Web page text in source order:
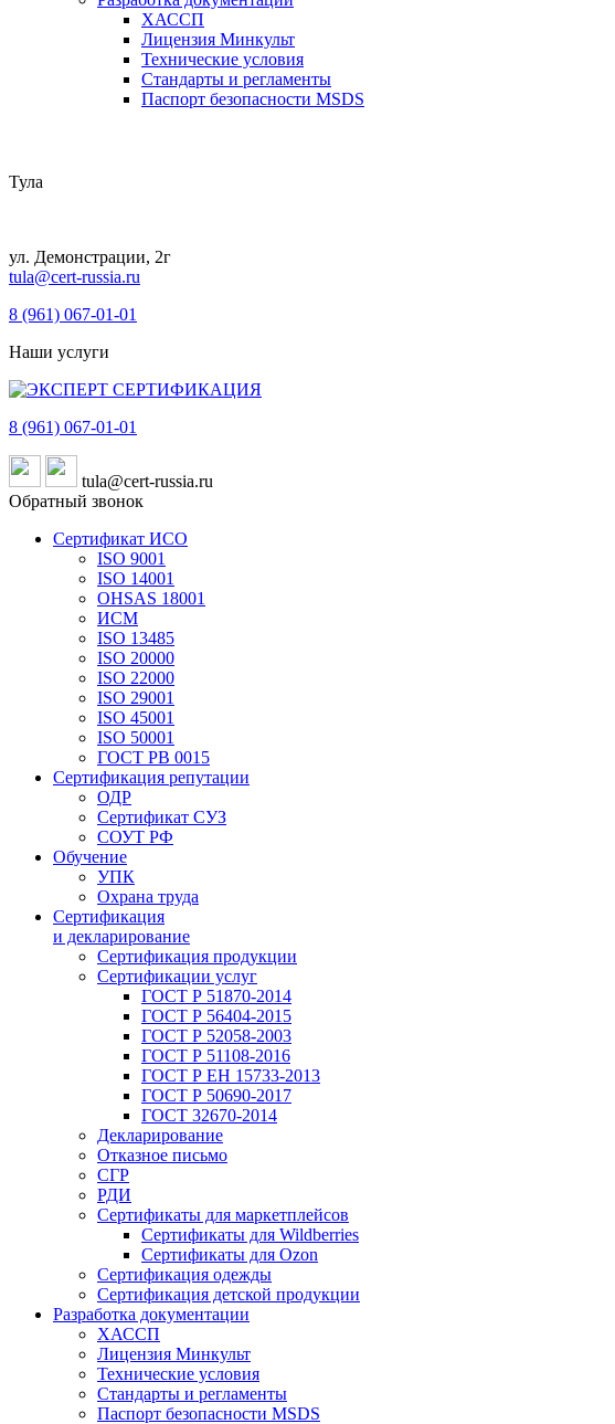
ХАССП
Лицензия Минкульт
Технические условия
Стандарты и регламенты
Паспорт безопасности MSDS
Тула
ул. Демонстрации, 2г
tula@cert-russia.ru
8 (961) 067-01-01
Наши услуги
8 (961) 067-01-01
tula@cert-russia.ru
Обратный звонок
Сертификат ИСО
ISO 9001
ISO 14001
OHSAS 18001
ИСМ
ISO 13485
ISO 20000
ISO 22000
ISO 29001
ISO 45001
ISO 50001
ГОСТ РВ 0015
Сертификация репутации
ОДР
Сертификат СУЗ
СОУТ РФ
Обучение
УПК
Охрана труда
Сертификация
и декларирование
Сертификация продукции
Сертификации услуг
ГОСТ Р 51870-2014
ГОСТ Р 56404-2015
ГОСТ Р 52058-2003
ГОСТ Р 51108-2016
ГОСТ Р ЕН 15733-2013
ГОСТ Р 50690-2017
ГОСТ 32670-2014
Декларирование
Отказное письмо
СГР
РДИ
Сертификаты для маркетплейсов
Сертификаты для Wildberries
Сертификаты для Ozon
Сертификация одежды
Сертификация детской продукции
Разработка документации
ХАССП
Лицензия Минкульт
Технические условия
Стандарты и регламенты
Паспорт безопасности MSDS